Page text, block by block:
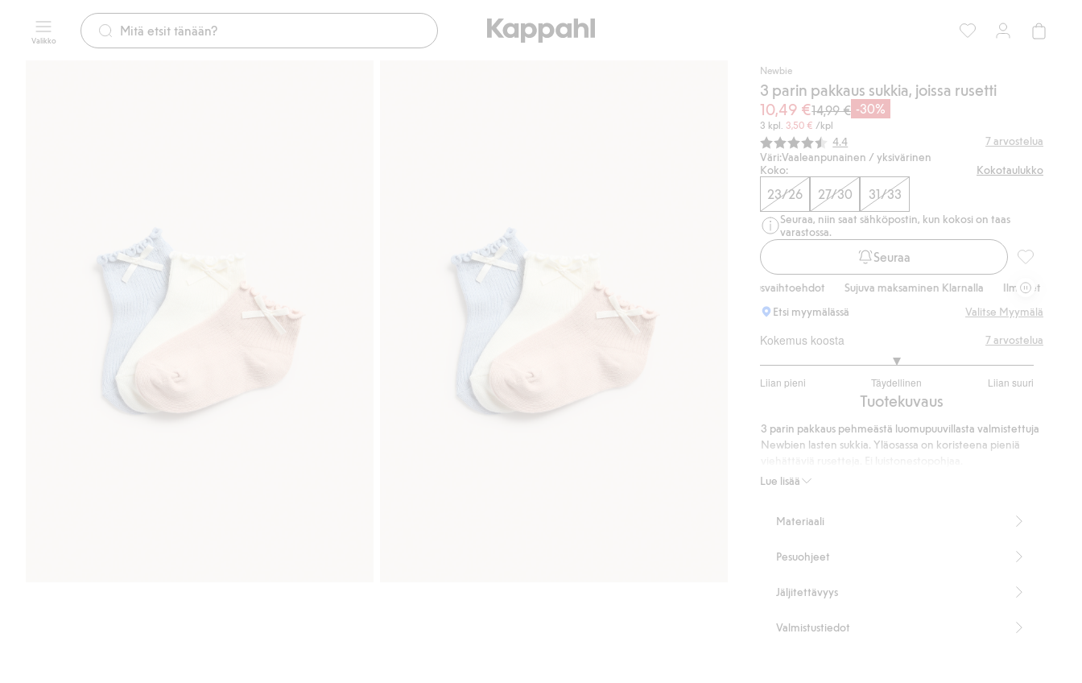
Valikko
Newbie
3 parin pakkaus sukkia, joissa rusetti
10,49 €14,99 € -30%
3 kpl. 3,50 € /kpl
Keskimääräinen luokitus:
4.4 7arvostelua
Väri:Vaaleanpunainen / yksivärinen
Koko:
Kokotaulukko
23/26 27/30 31/33
Seuraa, niin saat sähköpostin, kun kokosi on taas
varastossa.
Seuraa
Sujuva maksaminen Klarnalla Ilmaiset toimitusvaihtoehdot Sujuva maksaminen Klarnalla
Ilmaiset
Etsi myymälässä
Valitse Myymälä
Kokemus koosta
Liian pieni Täydellinen Liian suuri
/
ääneen
7arvostelua
Tuotekuvaus
Lue lisää
3 parin pakkaus pehmeästä luomupuuvillasta valmistettuja
Newbien lasten sukkia. Yläosassa on koristeena pieniä
Ei luistonestopohjaa.
Tuotenumero
Materiaali
Pesuohjeet
Jäljitettävyys
Valmistustiedot